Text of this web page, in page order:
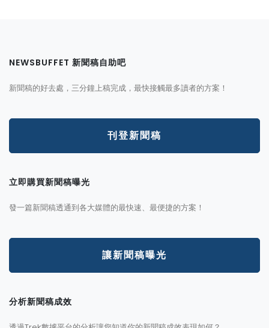
NEWSBUFFET 新聞稿自助吧
新聞稿的好去處，三分鐘上稿完成，最快接觸最多讀者的方案！
刊登新聞稿
立即購買新聞稿曝光
發一篇新聞稿透通到各大媒體的最快速、最便捷的方案！
讓新聞稿曝光
分析新聞稿成效